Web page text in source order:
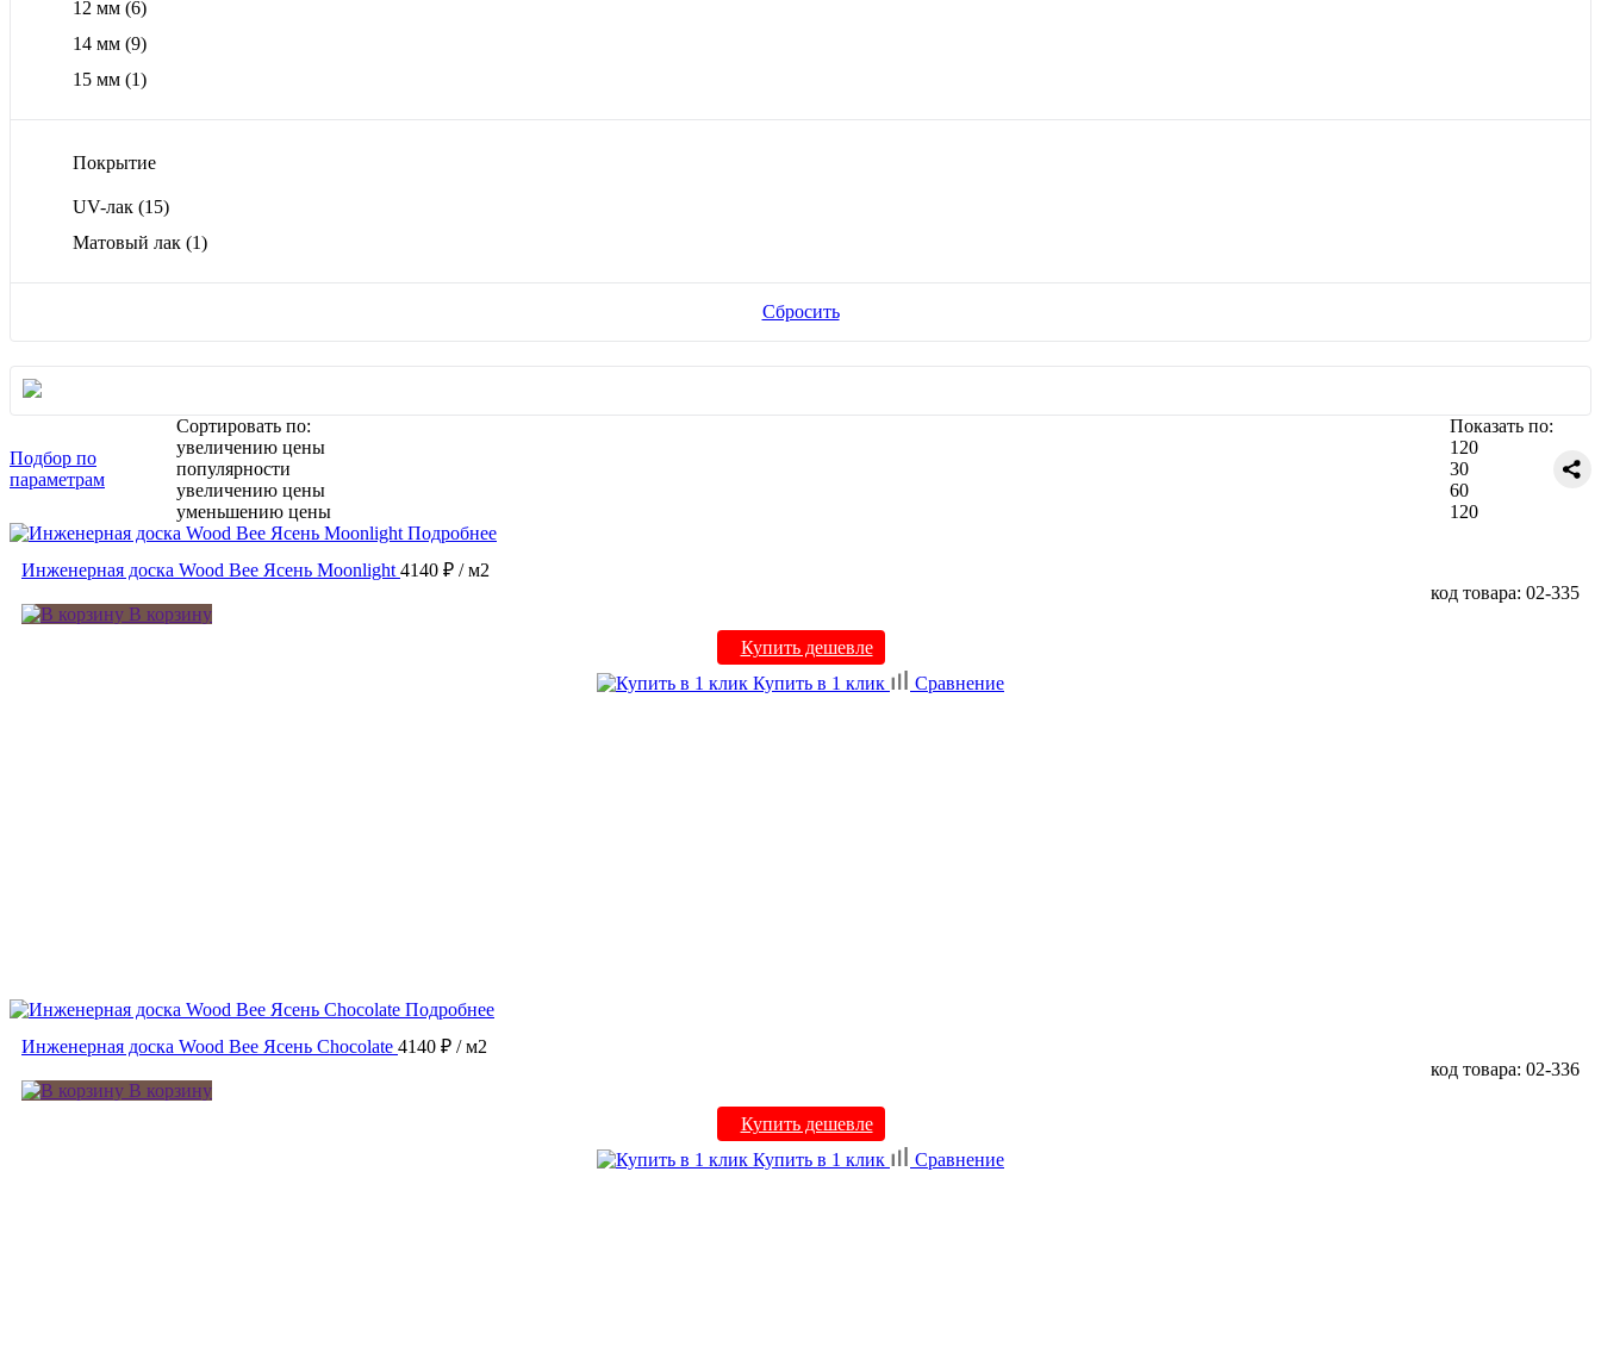
12 мм (6)
14 мм (9)
15 мм (1)
Покрытие
UV-лак (15)
Матовый лак (1)
Сбросить
Подбор по
параметрам
Сортировать по:
увеличению цены
популярности
увеличению цены
уменьшению цены
Показать по:
120
30
60
120
Подробнее
Инженерная доска Wood Bee Ясень Moonlight 4140 ₽ / м2
код товара: 02-335
В корзину
Купить дешевле
Купить в 1 клик
Сравнение
Подробнее
Инженерная доска Wood Bee Ясень Chocolate 4140 ₽ / м2
код товара: 02-336
В корзину
Купить дешевле
Купить в 1 клик
Сравнение